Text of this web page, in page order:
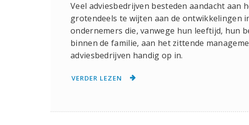
Veel adviesbedrijven besteden aandacht
grotendeels te wijten aan de ontwikkelingen
ondernemers die, vanwege hun leeftijd, hun
binnen de familie, aan het zittende
adviesbedrijven handig op in.
VERDER LEZEN